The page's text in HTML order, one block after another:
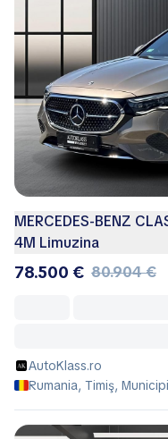
MERCEDES-BENZ
4M Limuzina
78.500 € 80.904 €
AutoKlass.ro
Rumania, Timiş,